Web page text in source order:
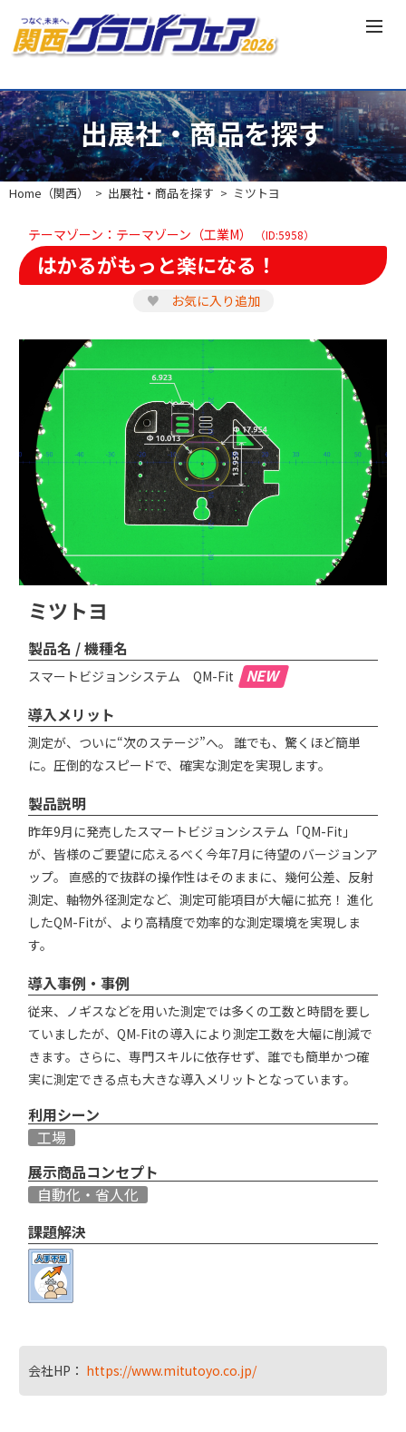
出展社・商品を探す
Home（関西） 出展社・商品を探す ミツトヨ
テーマゾーン：テーマゾーン（工業M） （ID:5958）
はかるがもっと楽になる！
♥ お気に入り追加
ミツトヨ
製品名 / 機種名
スマートビジョンシステム QM-Fit
NEW
導入メリット
測定が、ついに“次のステージ”へ。 誰でも、驚くほど簡単
に。圧倒的なスピードで、確実な測定を実現します。
製品説明
昨年9月に発売したスマートビジョンシステム「QM-Fit」
が、皆様のご要望に応えるべく今年7月に待望のバージョンア
ップ。 直感的で抜群の操作性はそのままに、幾何公差、反射
測定、軸物外径測定など、測定可能項目が大幅に拡充！ 進化
したQM-Fitが、より高精度で効率的な測定環境を実現しま
す。
導入事例・事例
従来、ノギスなどを用いた測定では多くの工数と時間を要し
ていましたが、QM‑Fitの導入により測定工数を大幅に削減で
きます。さらに、専門スキルに依存せず、誰でも簡単かつ確
実に測定できる点も大きな導入メリットとなっています。
利用シーン
工場
展示商品コンセプト
自動化・省人化
課題解決
会社HP： https://www.mitutoyo.co.jp/